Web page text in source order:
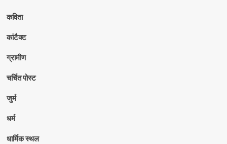
कविता
कांटैक्ट
ग्रामीण
चर्चित पोस्ट
जुर्म
धर्म
धार्मिक स्थल